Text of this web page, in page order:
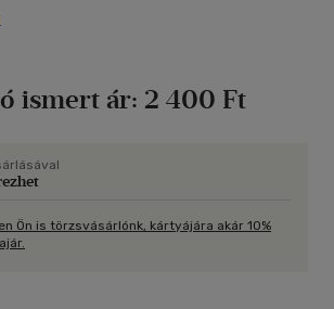
valamint a szerelmet Zoe
való találkozás korántsem a véletlen
ballonkabátos alak? A főhős napról napra
ismert ár: 2 400 Ft
Ön is törzsvásárlónk, kártyájára akár 10%